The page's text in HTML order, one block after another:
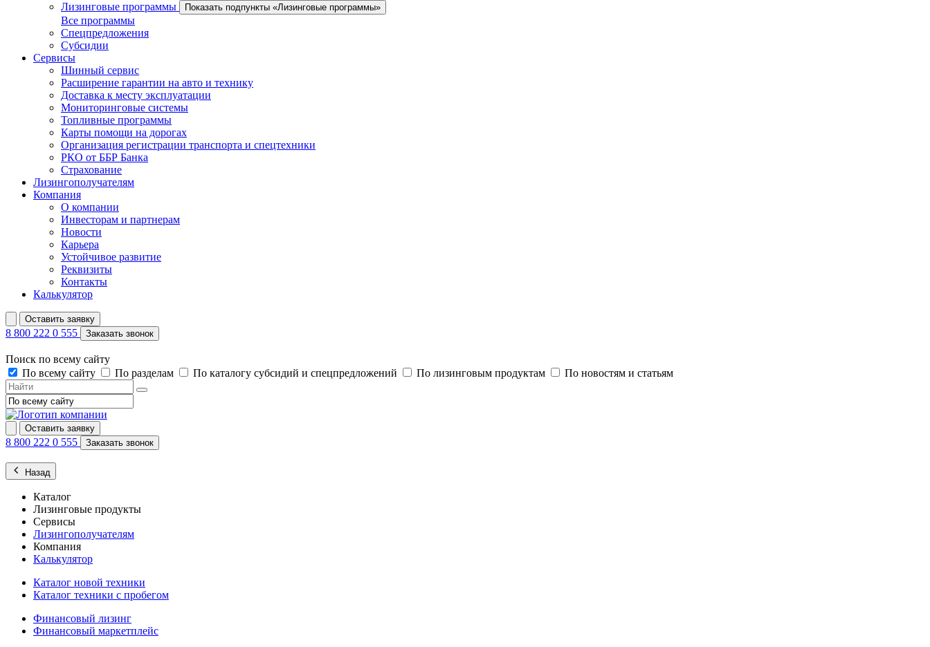
Лизинговые программы
Показать подпункты «Лизинговые программы»
Все программы
Спецпредложения
Субсидии
Сервисы
Шинный сервис
Расширение гарантии на авто и технику
Доставка к месту эксплуатации
Мониторинговые системы
Топливные программы
Карты помощи на дорогах
Организация регистрации транспорта и спецтехники
РКО от ББР Банка
Страхование
Лизингополучателям
Компания
О компании
Инвесторам и партнерам
Новости
Карьера
Устойчивое развитие
Реквизиты
Контакты
Калькулятор
Оставить заявку
8 800 222 0 555 Заказать звонок
Поиск по всему сайту
По всему сайту
По разделам По каталогу субсидий и спецпредложений По лизинговым продуктам По новостям и статьям
Оставить заявку
8 800 222 0 555 Заказать звонок
Назад
Каталог
Лизинговые продукты
Сервисы
Лизингополучателям
Компания
Калькулятор
Каталог новой техники
Каталог техники с пробегом
Финансовый лизинг
Финансовый маркетплейс